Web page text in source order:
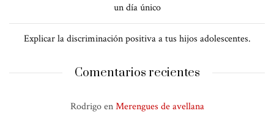
un día único
Explicar la discriminación positiva a tus hijos adolescentes.
Comentarios recientes
RodrigoenMerengues de avellana